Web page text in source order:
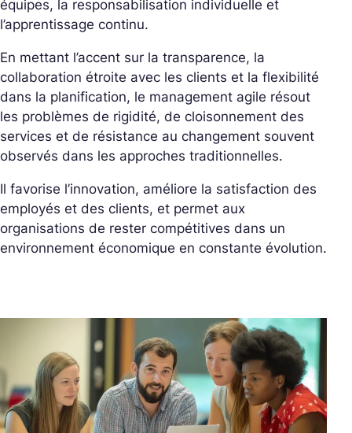
équipes, la responsabilisation individuelle et
l’apprentissage continu.
En mettant l’accent sur la transparence, la
collaboration étroite avec les clients et la flexibilité
dans la planification, le management agile résout
les problèmes de rigidité, de cloisonnement des
services et de résistance au changement souvent
observés dans les approches traditionnelles.
Il favorise l’innovation, améliore la satisfaction des
employés et des clients, et permet aux
organisations de rester compétitives dans un
environnement économique en constante évolution.